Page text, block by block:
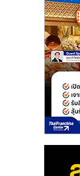
แฟ
ไชส์
ขาย
หน้า